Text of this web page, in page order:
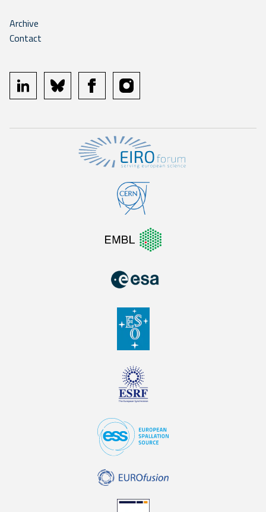
Archive
Contact
linkedin bluesky facebookinstagram